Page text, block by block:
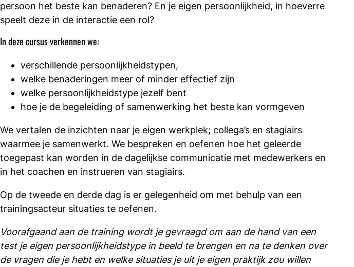
persoon het beste kan benaderen? En je eigen persoonlijkheid, in hoeverre
speelt deze in de interactie een rol?
In deze cursus verkennen we:
verschillende persoonlijkheidstypen,
welke benaderingen meer of minder effectief zijn
welke persoonlijkheidstype jezelf bent
hoe je de begeleiding of samenwerking het beste kan vormgeven
We vertalen de inzichten naar je eigen werkplek; collega’s en stagiairs
waarmee je samenwerkt. We bespreken en oefenen hoe het geleerde
toegepast kan worden in de dagelijkse communicatie met medewerkers en
in het coachen en instrueren van stagiairs.
Op de tweede en derde dag is er gelegenheid om met behulp van een
trainingsacteur situaties te oefenen.
Voorafgaand aan de training wordt je gevraagd om aan de hand van een
test je eigen persoonlijkheidstype in beeld te brengen en na te denken over
de vragen die je hebt en welke situaties je uit je eigen praktijk zou willen